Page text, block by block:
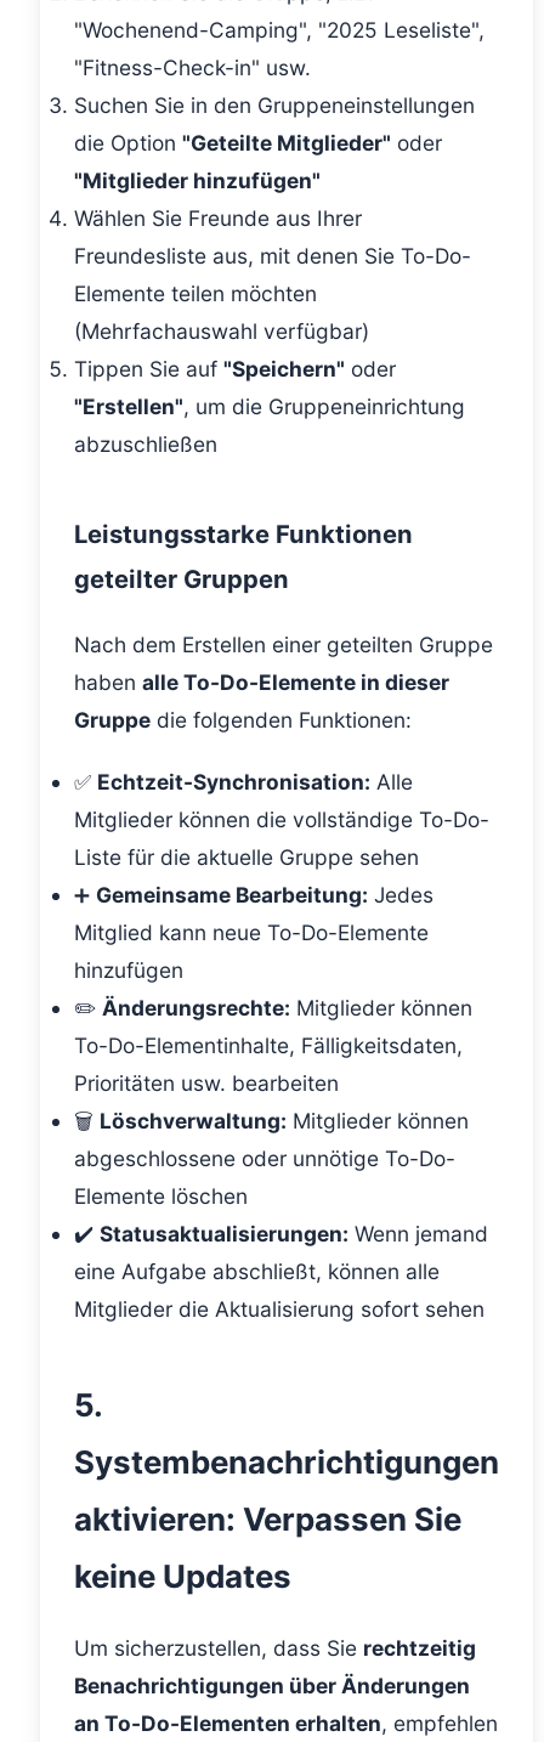
"Wochenend-Camping", "2025 Leseliste",
"Fitness-Check-in" usw.
Suchen Sie in den Gruppeneinstellungen
die Option "Geteilte Mitglieder" oder
"Mitglieder hinzufügen"
Wählen Sie Freunde aus Ihrer
Freundesliste aus, mit denen Sie To-Do-
Elemente teilen möchten
(Mehrfachauswahl verfügbar)
Tippen Sie auf "Speichern" oder
"Erstellen", um die Gruppeneinrichtung
abzuschließen
Leistungsstarke Funktionen
geteilter Gruppen
Nach dem Erstellen einer geteilten Gruppe
haben alle To-Do-Elemente in dieser
Gruppe die folgenden Funktionen:
✅ Echtzeit-Synchronisation: Alle
Mitglieder können die vollständige To-Do-
Liste für die aktuelle Gruppe sehen
➕ Gemeinsame Bearbeitung: Jedes
Mitglied kann neue To-Do-Elemente
hinzufügen
✏️ Änderungsrechte: Mitglieder können
To-Do-Elementinhalte, Fälligkeitsdaten,
Prioritäten usw. bearbeiten
🗑️ Löschverwaltung: Mitglieder können
abgeschlossene oder unnötige To-Do-
Elemente löschen
✔️ Statusaktualisierungen: Wenn jemand
eine Aufgabe abschließt, können alle
Mitglieder die Aktualisierung sofort sehen
5.
Systembenachrichtigungen
aktivieren: Verpassen Sie
keine Updates
Um sicherzustellen, dass Sie rechtzeitig
Benachrichtigungen über Änderungen
an To-Do-Elementen erhalten, empfehlen